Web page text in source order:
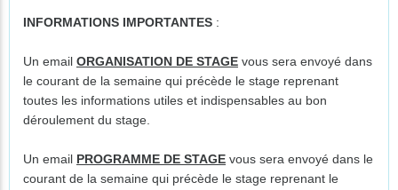
INFORMATIONS IMPORTANTES :
Un email ORGANISATION DE STAGE vous sera envoyé dans
le courant de la semaine qui précède le stage reprenant
toutes les informations utiles et indispensables au bon
déroulement du stage.
Un email PROGRAMME DE STAGE vous sera envoyé dans le
courant de la semaine qui précède le stage reprenant le